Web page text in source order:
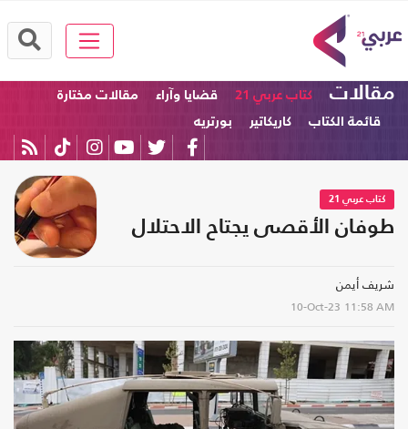
مقالات كتاب عربي 21 قضايا وآراء
مقالات مختارة
قائمة الكتاب
كاريكاتير بورتريه
كتاب عربي 21
طوفان الأقصى يجتاح الاحتلال
شريف أيمن
10-Oct-23 11:58 AM